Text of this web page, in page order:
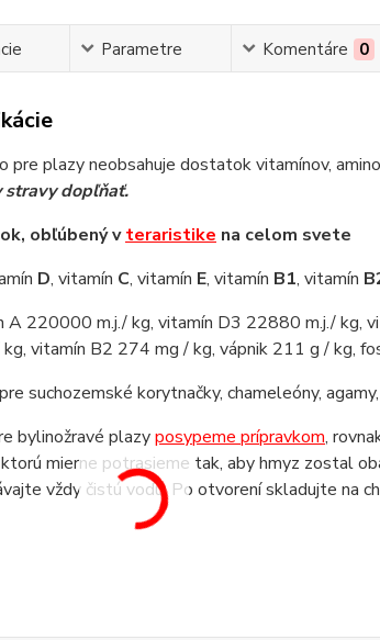
Parametre Komentáre 0
pre plazy neobsahuje dostatok vitamínov,
stravy dopľňať.
obľúbený vteraristike na celom svete
D, vitamín C, vitamín E, vitamín B1, vitamín
A 220000 m.j./ kg, vitamín D3 22880 m.j./ kg,
vitamín B2 274 mg / kg, vápnik 211 g / kg,
suchozemské korytnačky, chameleóny,
bylinožravé plazyposypeme prípravkom,
mierne potrasieme tak, aby hmyz zostal
vždy čistú vodu. Po otvorení skladujte na